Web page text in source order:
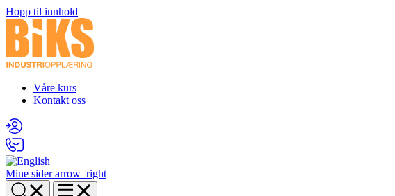
Hopp til innhold
Våre kurs
Kontakt oss
Mine sider arrow_right